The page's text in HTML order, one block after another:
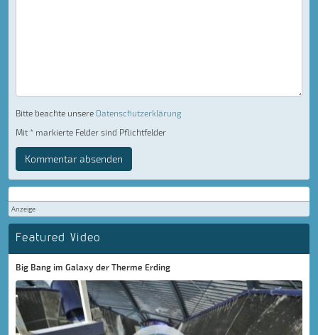
Bitte beachte unsere Datenschutzerklärung
Mit * markierte Felder sind Pflichtfelder
Kommentar absenden
Anzeige
Featured Video
Big Bang im Galaxy der Therme Erding